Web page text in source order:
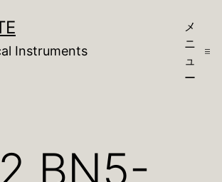
Instruments
メ
ニ
ュ
ー
BN5-